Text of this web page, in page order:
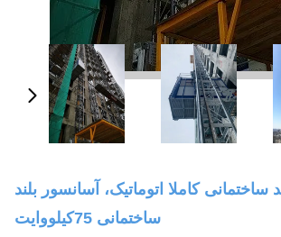
ساختمانی کاملا اتوماتیک، آسانسور بلند
ساختمانی 75کیلووایت